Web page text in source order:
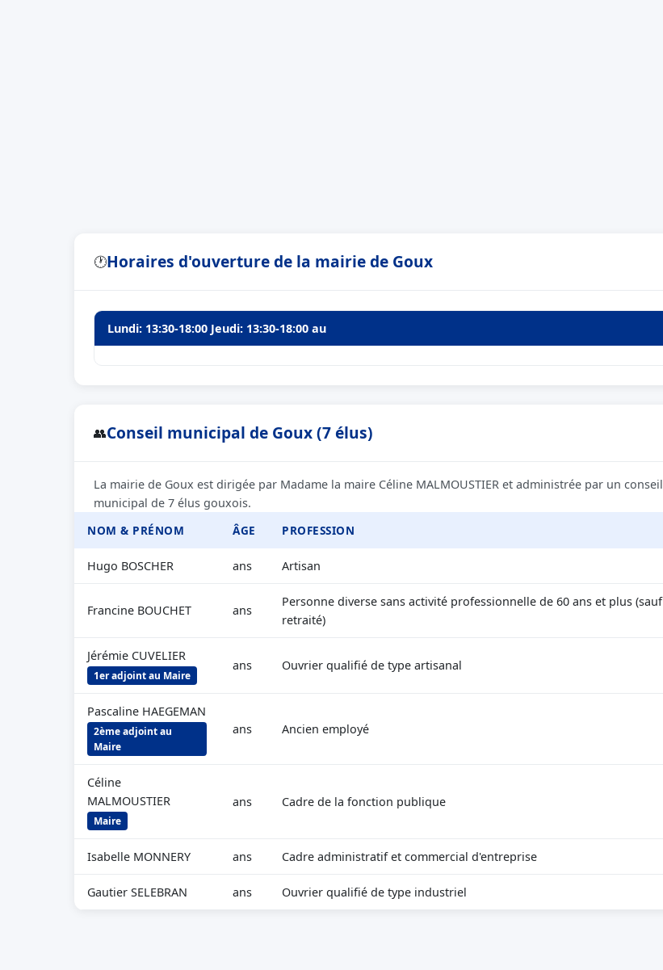
🕐Horaires d'ouverture de la mairie de Goux
Lundi: 13:30-18:00 Jeudi: 13:30-18:00 au
👥Conseil municipal de Goux (7 élus)
La mairie de Goux est dirigée par Madame la maire Céline MALMOUSTIER et administrée par un conseil
municipal de 7 élus gouxois.
NOM & PRÉNOM
ÂGE PROFESSION
Hugo BOSCHER ans Artisan
Francine BOUCHET ans
Personne diverse sans activité professionnelle de 60 ans et plus (sauf
retraité)
Jérémie CUVELIER
1er adjoint au Maire
ans Ouvrier qualifié de type artisanal
Pascaline HAEGEMAN
2ème adjoint au
Maire
ans Ancien employé
Céline
MALMOUSTIER
Maire
ans Cadre de la fonction publique
Isabelle MONNERY ans Cadre administratif et commercial d'entreprise
Gautier SELEBRAN ans Ouvrier qualifié de type industriel